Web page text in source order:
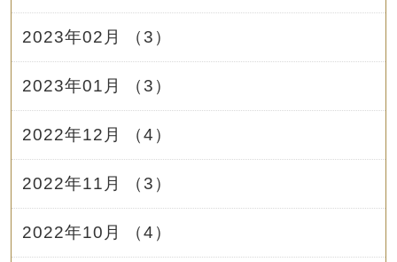
2023年02月 （3）
2023年01月 （3）
2022年12月 （4）
2022年11月 （3）
2022年10月 （4）